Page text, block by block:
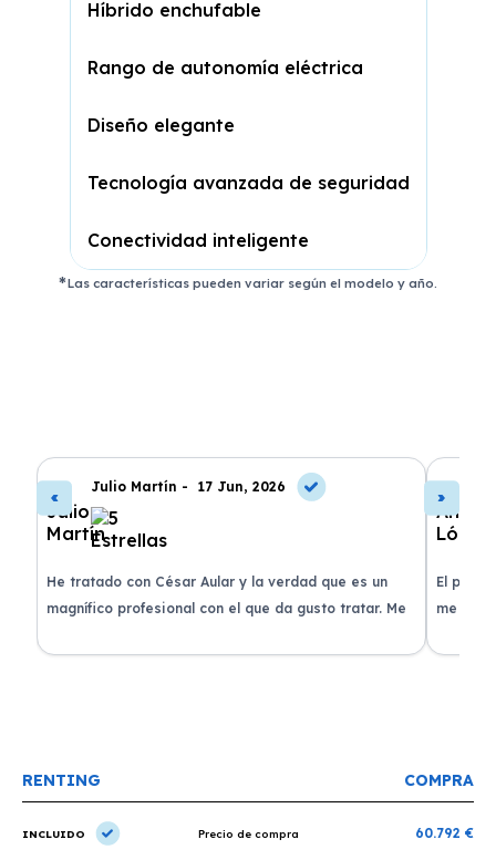
Híbrido enchufable
Rango de autonomía eléctrica
Diseño elegante
Tecnología avanzada de seguridad
Conectividad inteligente
Las características pueden variar según el modelo y año.
Julio Martín - 17 Jun, 2026
He tratado con César Aular y la verdad que es un
magnífico profesional con el que da gusto tratar. Me
recomiendo un montón, muchas gracias!
El
me
plazo
RENTING COMPRA
INCLUIDO Precio de compra 60.792 €